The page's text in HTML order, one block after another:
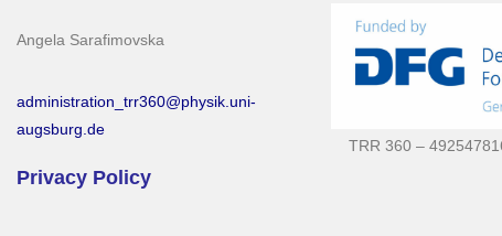
Angela Sarafimovska
administration_trr360@physik.uni-
augsburg.de
Privacy Policy
TRR 360 –